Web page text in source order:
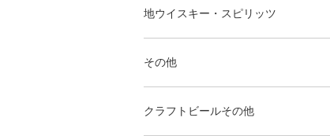
地ウイスキー・スピリッツ
その他
クラフトビールその他